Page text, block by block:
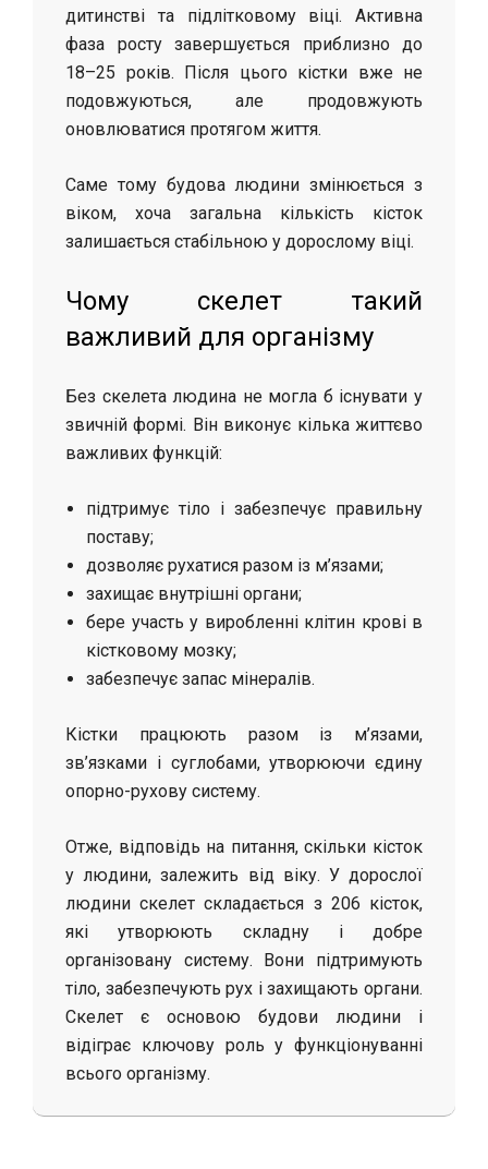
дитинстві та підлітковому віці. Активна
фаза росту завершується приблизно до
18–25 років. Після цього кістки вже не
подовжуються, але продовжують
оновлюватися протягом життя.
Саме тому будова людини змінюється з
віком, хоча загальна кількість кісток
залишається стабільною у дорослому віці.
Чому скелет такий
важливий для організму
Без скелета людина не могла б існувати у
звичній формі. Він виконує кілька життєво
важливих функцій:
підтримує тіло і забезпечує правильну
поставу;
дозволяє рухатися разом із м’язами;
захищає внутрішні органи;
бере участь у виробленні клітин крові в
кістковому мозку;
забезпечує запас мінералів.
Кістки працюють разом із м’язами,
зв’язками і суглобами, утворюючи єдину
опорно-рухову систему.
Отже, відповідь на питання, скільки кісток
у людини, залежить від віку. У дорослої
людини скелет складається з 206 кісток,
які утворюють складну і добре
організовану систему. Вони підтримують
тіло, забезпечують рух і захищають органи.
Скелет є основою будови людини і
відіграє ключову роль у функціонуванні
всього організму.
2026-